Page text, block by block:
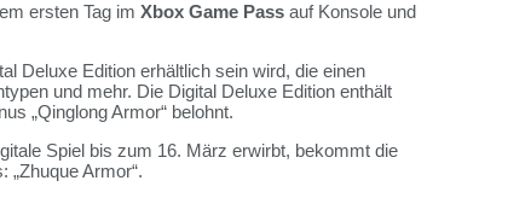
ersten Tag im Xbox Game Pass auf Konsole und
Deluxe Edition erhältlich sein wird, die einen
und mehr. Die Digital Deluxe Edition enthält
„Qinglong Armor“ belohnt.
Spiel bis zum 16. März erwirbt, bekommt die
„Zhuque Armor“.